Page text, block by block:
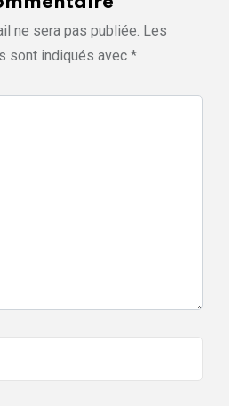
ne sera pas publiée. Les
sont indiqués avec *